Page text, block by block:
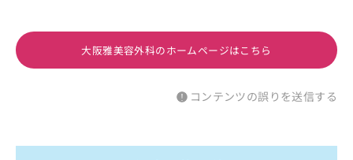
大阪雅美容外科のホームページはこちら
コンテンツの誤りを送信する